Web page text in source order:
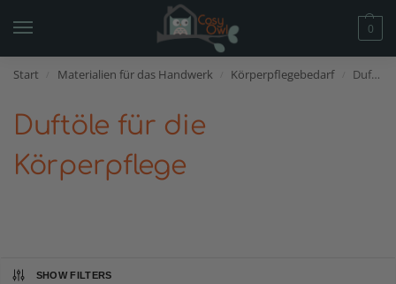
0
Start Materialien für das Handwerk Körperpflegebedarf Duftöle für die Körperpflege
Duftöle für die
Körperpflege
SHOW FILTERS